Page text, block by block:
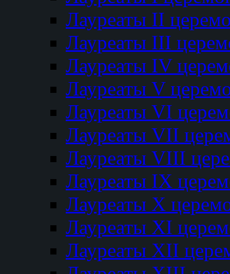
Лауреаты II
Лауреаты III
Лауреаты IV
Лауреаты V
Лауреаты VI
Лауреаты VII
Лауреаты VIII
Лауреаты IX
Лауреаты Х
Лауреаты XI
Лауреаты XII